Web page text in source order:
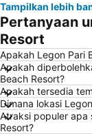
Tampilkan lebih
Pertanyaan
Resort
Apakah Legon Pari
Apakah
Beach Resort?
Apakah tersedia
Dimana lokasi
Atraksi populer apa
Resort?